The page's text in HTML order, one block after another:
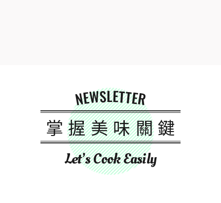
NEWSLETTER
掌握美味關鍵
Let’s Cook Easily